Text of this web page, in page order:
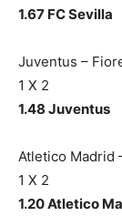
1.67 FC Sevilla
Juventus –
1 X 2
1.48 Juventus
Atletico Madrid
1 X 2
1.20 Atletico